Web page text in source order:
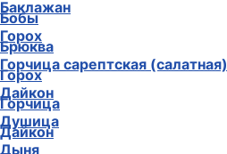
Баклажан
Горох
Горчица сарептская (салатная)
Дайкон
Душица
Дыня
Бобы
Брюква
Горох
Горчица
Дайкон